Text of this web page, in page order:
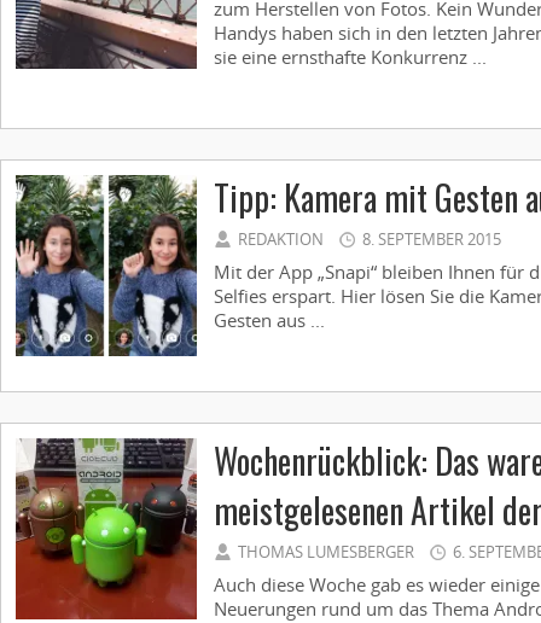
zum Herstellen von Fotos. Kein
Handys haben sich in den letzten
sie eine ernsthafte Konkurrenz ...
Tipp: Kamera mit Gesten
REDAKTION 8. SEPTEMBER 2015
Mit der App „Snapi“ bleiben Ihnen für
Selfies erspart. Hier lösen Sie die
Gesten aus ...
Wochenrückblick: Das
meistgelesenen Artikel
THOMAS LUMESBERGER 6.
Auch diese Woche gab es wieder
Neuerungen rund um das Thema